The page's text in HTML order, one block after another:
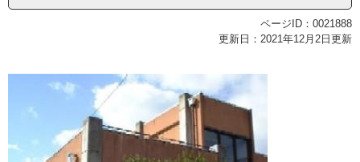
ページID：0021888
更新日：2021年12月2日更新